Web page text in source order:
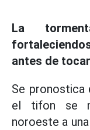
La
antes de
Se pronostica
el tifon se
noroeste a